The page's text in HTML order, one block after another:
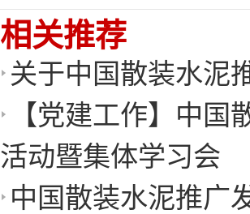
相关推荐
关于中国散装水泥
【党建工作】中
活动暨集体学习会
中国散装水泥推广